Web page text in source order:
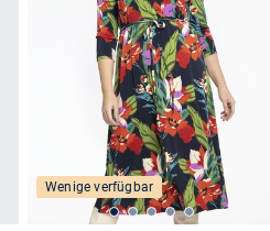
Wenige verfügbar